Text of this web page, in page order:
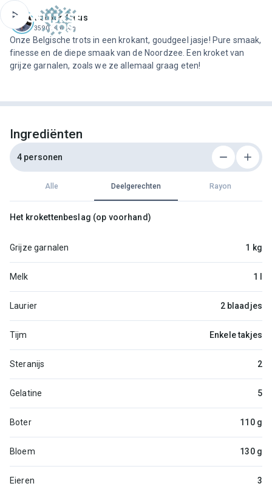
Jeroen Meus
3590 recepten
Onze Belgische trots in een krokant, goudgeel jasje! Pure smaak,
finesse en de diepe smaak van de Noordzee. Een kroket van
grijze garnalen, zoals we ze allemaal graag eten!
Ingrediënten
4 personen
Alle Deelgerechten Rayon
Het krokettenbeslag (op voorhand)
Grijze garnalen 1 kg
Melk 1 l
Laurier 2 blaadjes
Tijm Enkele takjes
Steranijs 2
Gelatine 5
Boter 110 g
Bloem 130 g
Eieren 3